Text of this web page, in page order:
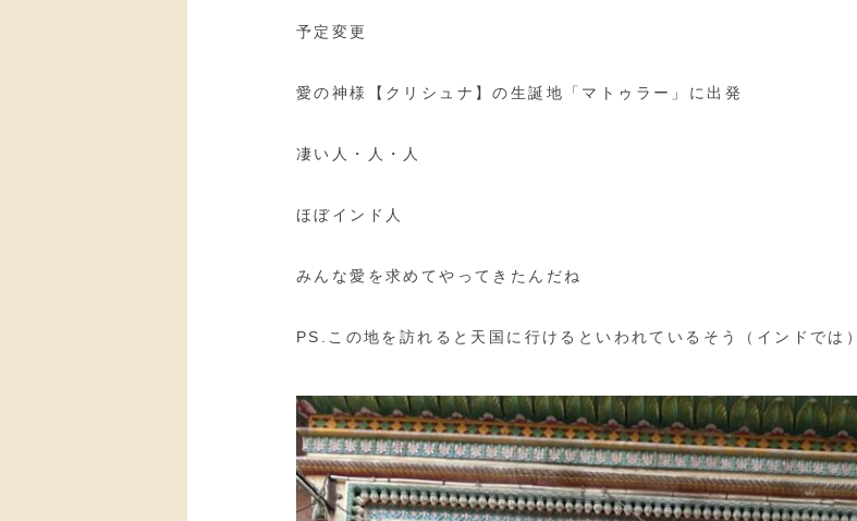
予定変更
愛の神様【クリシュナ】の生誕地「マトゥラー」に出発
凄い人・人・人
ほぼインド人
みんな愛を求めてやってきたんだね
PS.この地を訪れると天国に行けるといわれているそう（インドでは）